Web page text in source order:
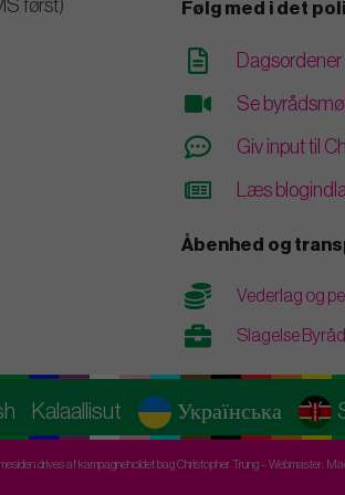
først) Følg med i det
Se
Giv input til
Læs
Åbenhed og
Vederlag og
Slagelse
Kalaallisut Українська
drives af kampagneholdet bag Christopher Trung – Webmaster: